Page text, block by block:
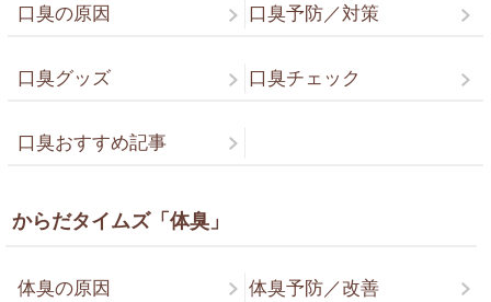
口臭の原因 口臭予防／対策
口臭グッズ 口臭チェック
口臭おすすめ記事
からだタイムズ「体臭」
体臭の原因 体臭予防／改善